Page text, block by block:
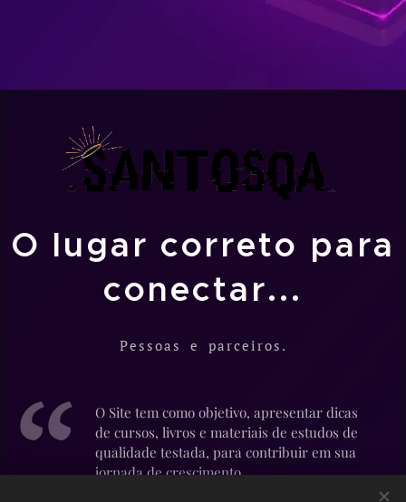
O lugar correto para
conectar...
Pessoas e parceiros.
O Site tem como objetivo, apresentar dicas
de cursos, livros e materiais de estudos de
qualidade testada, para contribuir em sua
jornada de crescimento